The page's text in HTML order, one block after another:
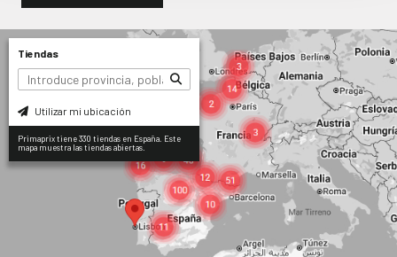
Tiendas
Utilizar mi ubicación
Primaprix tiene 330 tiendas en España. Este
mapa muestra las tiendas abiertas.